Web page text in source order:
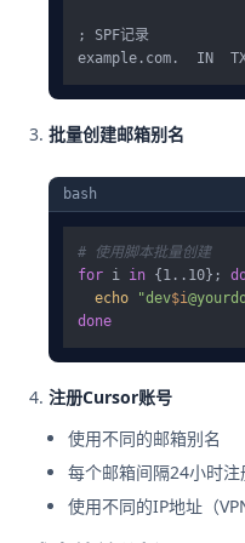
; SPF记录
批量创建邮箱别名
bash
# 使用脚本批量创建
for i in {1..10};
echo
"dev$i
done
注册Cursor账号
使用不同的邮箱别名
每个邮箱间隔24小时注
使用不同的IP地址（